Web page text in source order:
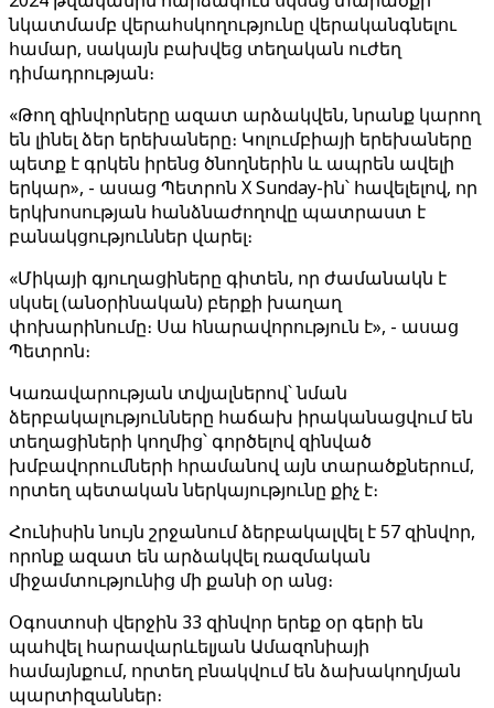
նկատմամբ վերահսկողությունը վերականգնելու
համար, սակայն բախվեց տեղական ուժեղ
դիմադրության։
«Թող զինվորները ազատ արձակվեն, նրանք կարող
են լինել ձեր երեխաները։ Կոլումբիայի երեխաները
պետք է գրկեն իրենց ծնողներին և ապրեն ավելի
երկար», - ասաց Պետրոն X Sunday-ին՝ հավելելով, որ
երկխոսության հանձնաժողովը պատրաստ է
բանակցություններ վարել։
«Միկայի գյուղացիները գիտեն, որ ժամանակն է
սկսել (անօրինական) բերքի խաղաղ
փոխարինումը։ Սա հնարավորություն է», - ասաց
Պետրոն։
Կառավարության տվյալներով՝ նման
ձերբակալությունները հաճախ իրականացվում են
տեղացիների կողմից՝ գործելով զինված
խմբավորումների հրամանով այն տարածքներում,
որտեղ պետական ​​ներկայությունը քիչ է։
Հունիսին նույն շրջանում ձերբակալվել է 57 զինվոր,
որոնք ազատ են արձակվել ռազմական
միջամտությունից մի քանի օր անց։
Օգոստոսի վերջին 33 զինվոր երեք օր գերի են
պահվել հարավարևելյան Ամազոնիայի
համայնքում, որտեղ բնակվում են ձախակողմյան
պարտիզաններ։